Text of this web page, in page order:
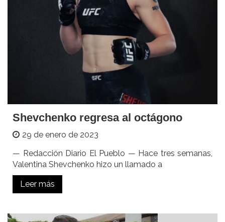
Shevchenko regresa al octágono
29 de enero de 2023
— Redacción Diario El Pueblo — Hace tres semanas,
Valentina Shevchenko hizo un llamado a
Leer más